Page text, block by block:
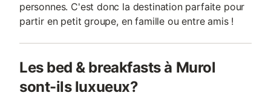
personnes. C'est donc la destination parfaite pour
partir en petit groupe, en famille ou entre amis !
Les bed & breakfasts à Murol
sont-ils luxueux?